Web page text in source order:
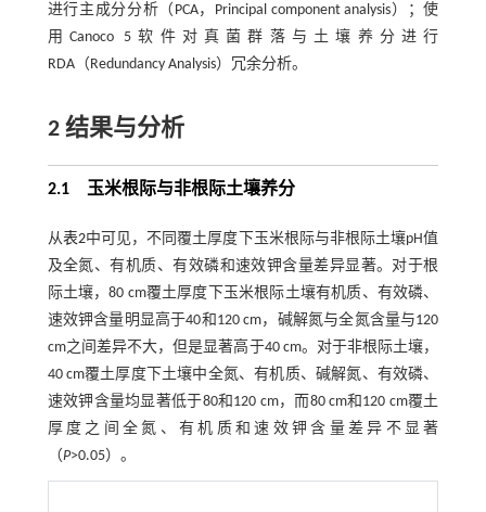
进行主成分分析（PCA，Principal component analysis）；使
用Canoco 5软件对真菌群落与土壤养分进行
RDA（Redundancy Analysis）冗余分析。
2 结果与分析
2.1 玉米根际与非根际土壤养分
从表2中可见，不同覆土厚度下玉米根际与非根际土壤pH值
及全氮、有机质、有效磷和速效钾含量差异显著。对于根
际土壤，80 cm覆土厚度下玉米根际土壤有机质、有效磷、
速效钾含量明显高于40和120 cm，碱解氮与全氮含量与120
cm之间差异不大，但是显著高于40 cm。对于非根际土壤，
40 cm覆土厚度下土壤中全氮、有机质、碱解氮、有效磷、
速效钾含量均显著低于80和120 cm，而80 cm和120 cm覆土
厚度之间全氮、有机质和速效钾含量差异不显著
（P>0.05）。